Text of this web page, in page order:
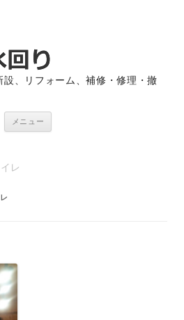
、リフォーム、補修・修理・撤
メニュー
イレ